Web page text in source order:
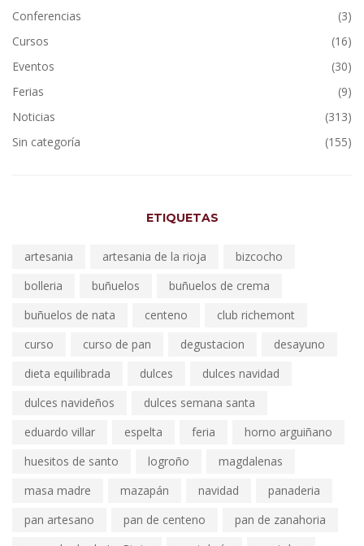
Conferencias
(3)
Cursos
(16)
Eventos
(30)
Ferias
(9)
Noticias
(313)
Sin categoría
(155)
ETIQUETAS
artesania artesania de la rioja
bizcocho
bolleria
buñuelos
buñuelos de crema
buñuelos de nata
centeno
club richemont
curso
curso de pan degustacion
desayuno
dieta equilibrada
dulces
dulces navidad
dulces navideños
dulces semana santa
eduardo villar
espelta feria
horno arguiñano
huesitos de santo
logroño
magdalenas
masa madre
mazapán navidad
panaderia
pan artesano
pan de centeno
pan de zanahoria